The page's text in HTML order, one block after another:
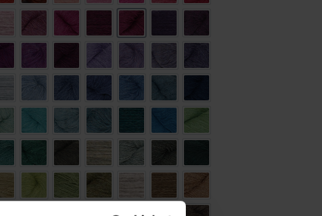
rosebud 458damask 111comfrey 428Imperial purple 542
Elderberry 459 thistledown 460
Crocus 167
Demin 113Indigo 120 Sapphire 276
Oak Leaf 471Aquamarine 275 Robins Egg 381 Peacock 478
Clover Leaf 216Dark Olive 164
willow 281Sage blue 182
Verbena 163Calypso 249 pale oak 213Mouflon 128